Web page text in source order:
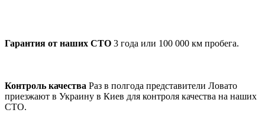
Гарантия от наших СТО 3 года или 100 000 км пробега.
Контроль качества Раз в полгода представители Ловато
приезжают в Украину в Киев для контроля качества на наших
СТО.